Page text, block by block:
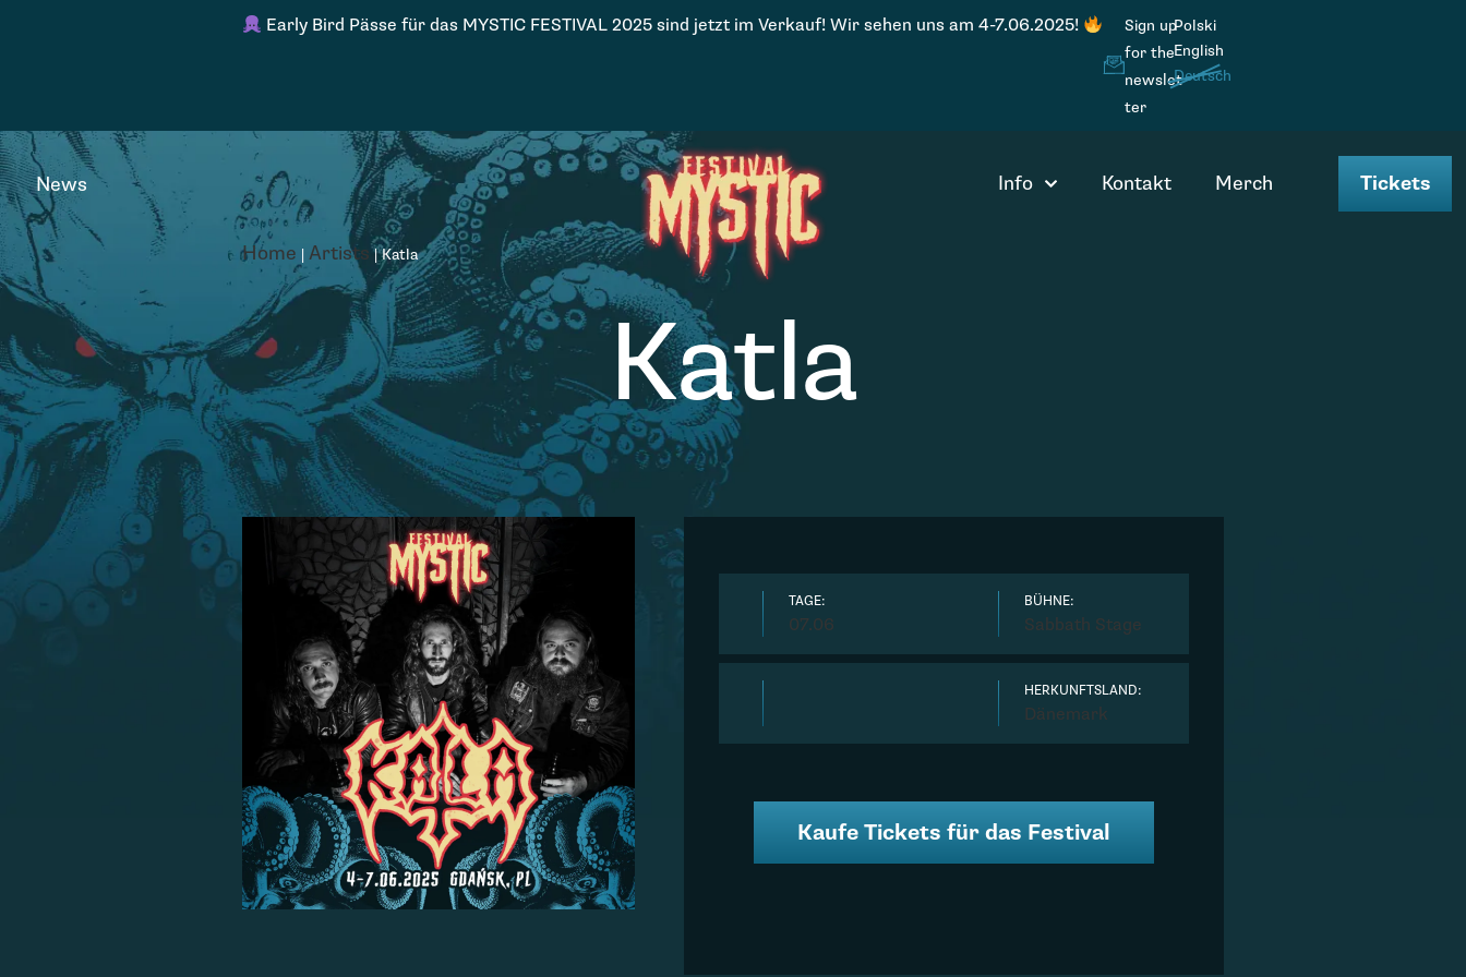
Early Bird Pässe für das MYSTIC FESTIVAL 2025 sind jetzt im Verkauf! Wir sehen uns am 4-7.06.2025!
Sign up
for the
newslet
ter
Polski
English
Deutsch
News Info Kontakt Merch Tickets
Home | Artists|Katla
Katla
TAGE:
07.06
BÜHNE:
Sabbath Stage
HERKUNFTSLAND:
Dänemark
Kaufe Tickets für das Festival